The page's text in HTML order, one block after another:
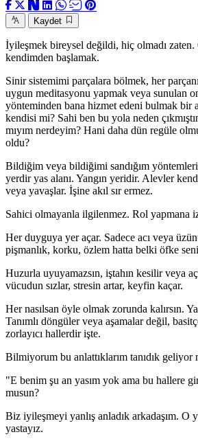
Kaydet
İyileşmek bireysel değildi, hiç olmadı zaten.
kendimden başlamak.
Sinir sistemimi parçalara bölmek, her
uygun meditasyonu yapmak veya sunulan
yönteminden bana hizmet edeni bulmak bir
kendisi mi? Sahi ben bu yola neden
mıyım nerdeyim? Hani daha dün regüle
oldu?
Bildiğim veya bildiğimi sandığım
yerdir yas alanı. Yangın yeridir. Alevler
veya yavaşlar. İşine akıl sır ermez.
Sahici olmayanla ilgilenmez. Rol yapmana
Her duyguya yer açar. Sadece acı veya
pişmanlık, korku, özlem hatta belki öfke
Huzurla uyuyamazsın, iştahın kesilir veya
vücudun sızlar, stresin artar, keyfin kaçar.
Her nasılsan öyle olmak zorunda kalırsın.
Tanımlı döngüler veya aşamalar değil,
zorlayıcı hallerdir işte.
Bilmiyorum bu anlattıklarım tanıdık geliyor
"E benim şu an yasım yok ama bu hallere
musun?
Biz iyileşmeyi yanlış anladık arkadaşım. O
yastayız.